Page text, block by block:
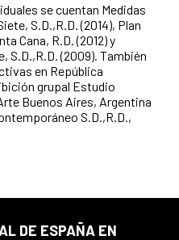
se cuentan Medidas
S.D.,R.D. (2014), Plan
Cana, R.D. (2012) y
S.D.,R.D. (2009). También
en República
grupal Estudio
Buenos Aires, Argentina
S.D.,R.D.,
DE ESPAÑA EN